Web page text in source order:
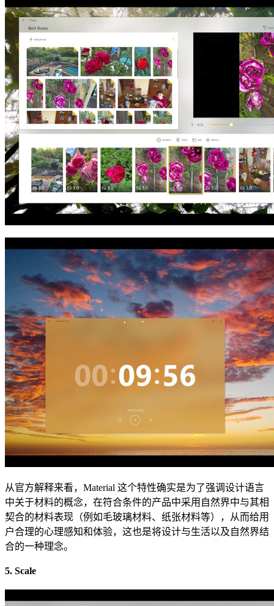
从官方解释来看，Material 这个特性确实是为了强调设计语言
中关于材料的概念，在符合条件的产品中采用自然界中与其相
契合的材料表现（例如毛玻璃材料、纸张材料等），从而给用
户合理的心理感知和体验，这也是将设计与生活以及自然界结
合的一种理念。
5. Scale